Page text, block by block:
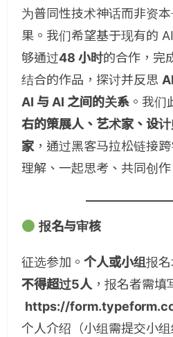
为普同性技术神话而非资
果。我们希望基于现有的
够通过48 小时的合作，完
结合的作品，探讨并反思
AI 与 AI 之间的关系。我们
右的策展人、艺术家、设
家，通过黑客马拉松链接
理解、一起思考、共同创作
报名与审核
征选参加。个人或小组报
不得超过5人，报名者需填
https://
个人介绍（小组需提交小